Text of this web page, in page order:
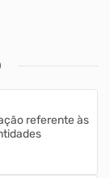
referente às